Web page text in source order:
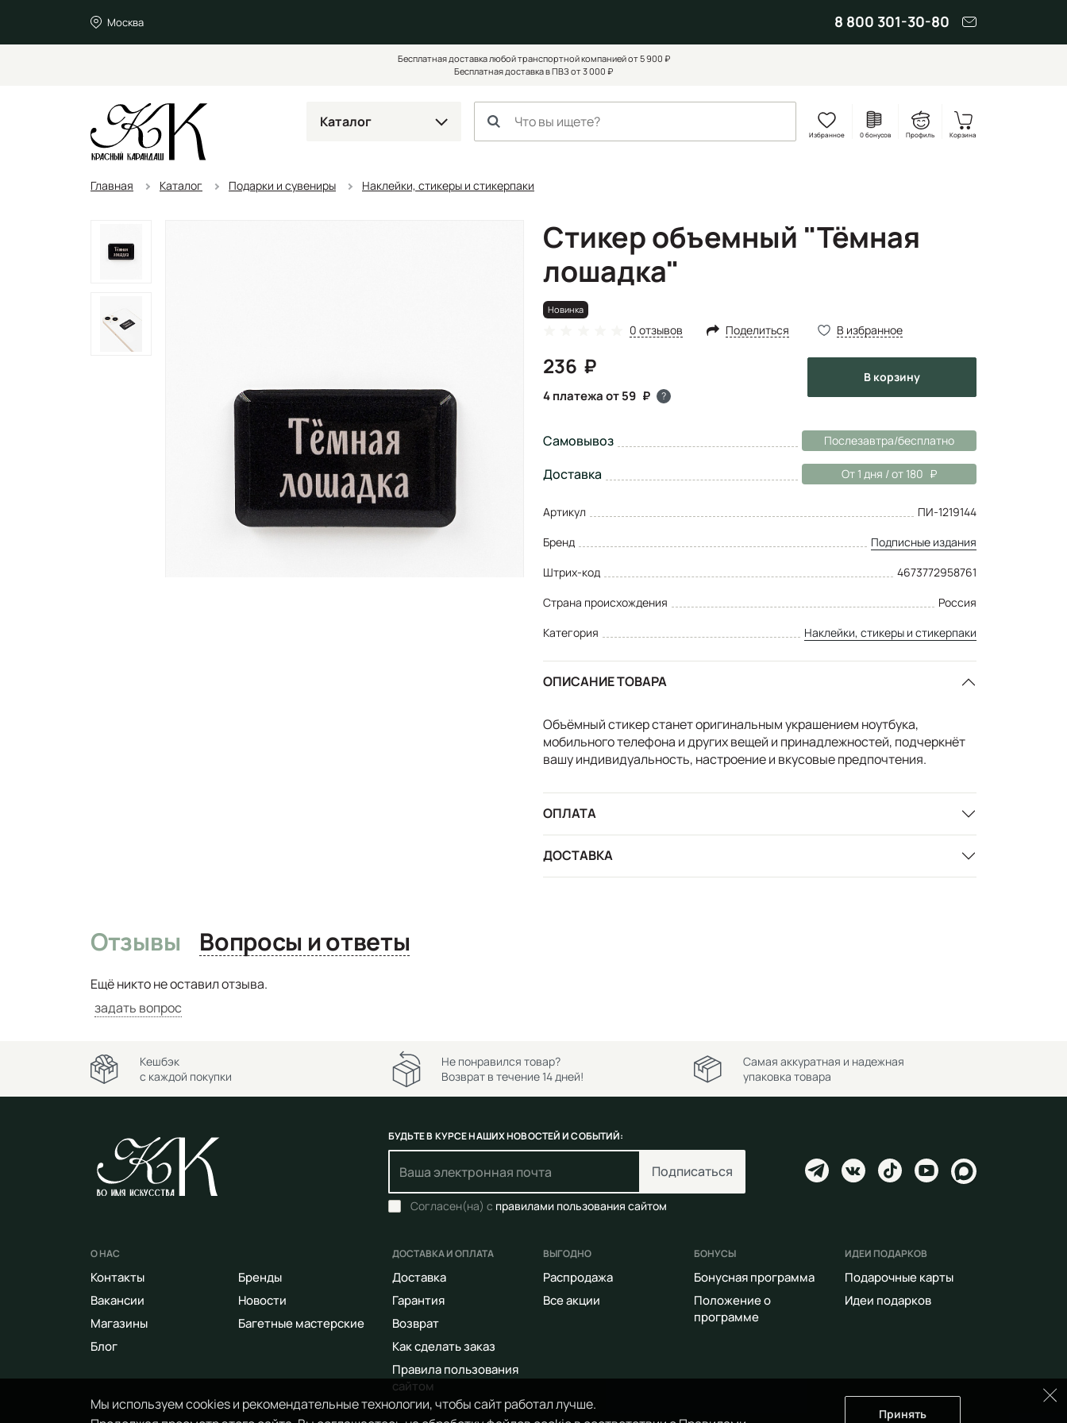
Москва 8 800 301-30-80
Бесплатная доставка любой транспортной компанией от 5 900 ₽
Бесплатная доставка в ПВЗ от 3 000 ₽
Каталог
Избранное 0 бонусов Профиль Корзина
Главная Каталог Подарки и сувениры Наклейки, стикеры и стикерпаки
Стикер объемный "Тёмная
лошадка"
Новинка
0 отзывов Поделиться В избранное
236
4 платежа от 59 ?
в корзину
Самовывоз Послезавтра/бесплатно
Доставка От 1 дня / от 180
Артикул
ПИ-1219144
Бренд
Подписные издания
Штрих-код
4673772958761
Страна происхождения
Россия
Категория
Наклейки, стикеры и стикерпаки
ОПИСАНИЕ ТОВАРА
Объёмный стикер станет оригинальным украшением ноутбука,
мобильного телефона и других вещей и принадлежностей, подчеркнёт
вашу индивидуальность, настроение и вкусовые предпочтения.
ОПЛАТА
ДОСТАВКА
Отзывы Вопросы и ответы
Ещё никто не оставил отзыва.
задать вопрос
Мы используем cookies и рекомендательные технологии, чтобы сайт работал лучше.
Принять
Кешбэк
с каждой покупки
Не понравился товар?
Возврат в течение 14 дней!
Самая аккуратная и надежная
упаковка товара
БУДЬТЕ В КУРСЕ НАШИХ НОВОСТЕЙ И СОБЫТИЙ:
Подписаться
Согласен(на) с правилами пользования сайтом
О НАС
Контакты
Вакансии
Магазины
Блог
Бренды
Новости
Багетные мастерские
ДОСТАВКА И ОПЛАТА
Доставка
Гарантия
Возврат
Как сделать заказ
Правила пользования
сайтом
ВЫГОДНО
Распродажа
Все акции
БОНУСЫ
Бонусная программа
Положение о
программе
ИДЕИ ПОДАРКОВ
Подарочные карты
Идеи подарков